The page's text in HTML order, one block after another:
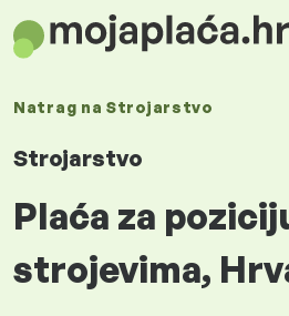
Natrag na Strojarstvo
Strojarstvo
Plaća za
strojevima,